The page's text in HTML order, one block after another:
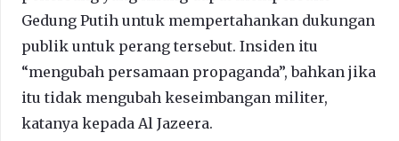
Gedung Putih untuk mempertahankan dukungan
publik untuk perang tersebut. Insiden itu
“mengubah persamaan propaganda”, bahkan jika
itu tidak mengubah keseimbangan militer,
katanya kepada Al Jazeera.